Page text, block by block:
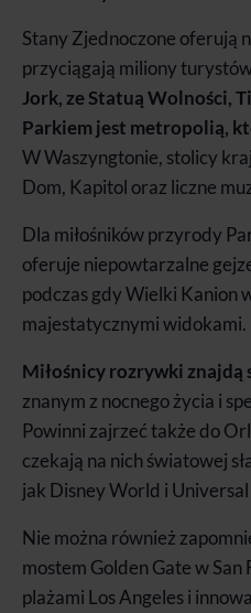
Stany Zjednoczone oferują
przyciągają miliony
Jork, ze Statuą Wolności,
Parkiem jest metropolią,
W Waszyngtonie, stolicy
Dom, Kapitol oraz liczne
Dla miłośników przyrody
oferuje niepowtarzalne
podczas gdy Wielki Kanion
majestatycznymi widokami.
Miłośnicy rozrywki znajdą
znanym z nocnego życia i
Powinni zajrzeć także do
czekają na nich światowej
jak Disney World i Universal
Nie można również
mostem Golden Gate w
plażami Los Angeles i